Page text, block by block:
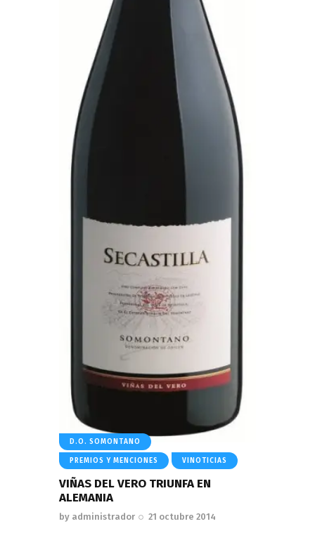
D.O. SOMONTANO
PREMIOS Y MENCIONES VINOTICIAS
VIÑAS DEL VERO TRIUNFA EN
ALEMANIA
by administrador 21 octubre 2014